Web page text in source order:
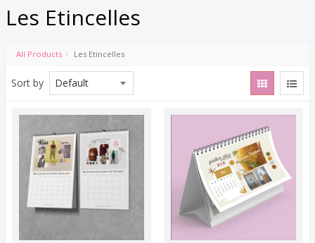
Les Etincelles
All Products Les Etincelles
Sort by